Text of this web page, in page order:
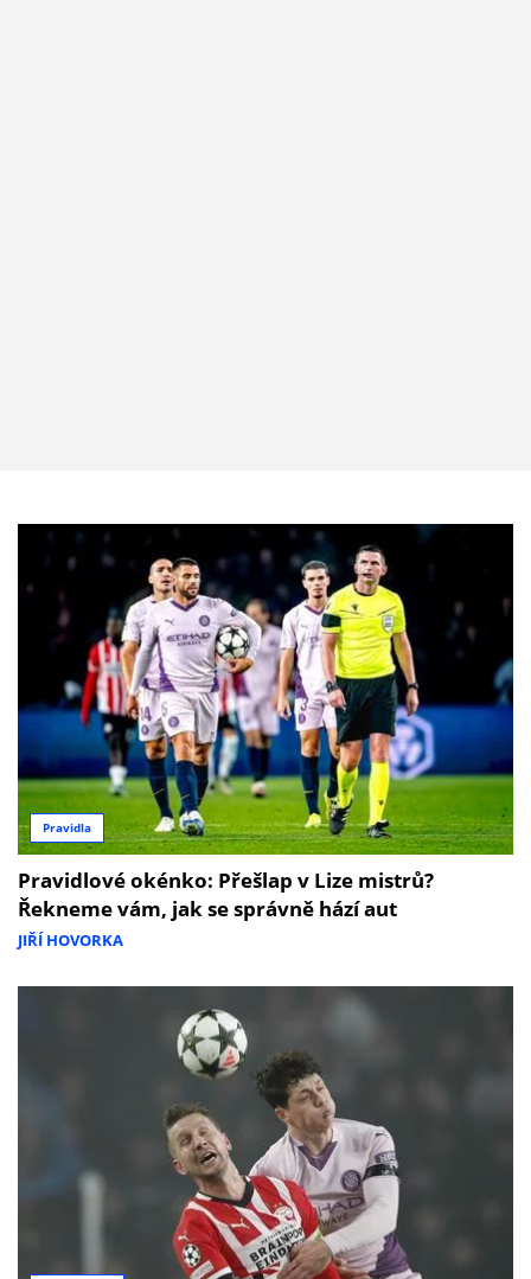
Pravidla
Pravidlové okénko: Přešlap v Lize mistrů?
Řekneme vám, jak se správně hází aut
JIŘÍ HOVORKA